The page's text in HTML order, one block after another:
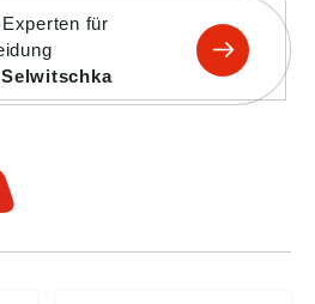
für